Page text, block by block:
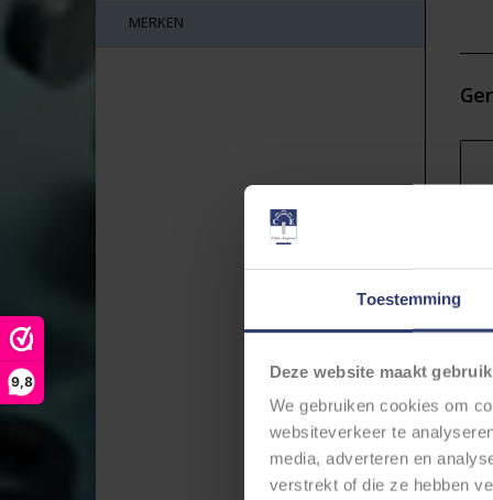
Toestemming
Deze website maakt
We gebruiken cookies om
websiteverkeer te
media, adverteren en
verstrekt of die ze hebben
9,8
MERKEN